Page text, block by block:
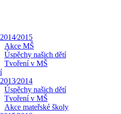
Akce MŠ
Úspěchy našich dětí
Tvoření v MŠ
Úspěchy našich dětí
Tvoření v MŠ
Akce mateřské školy